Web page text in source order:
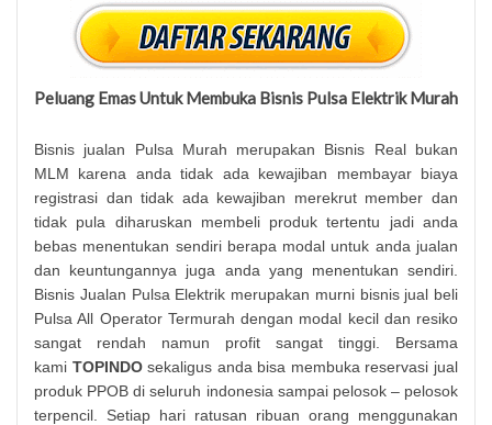
Peluang Emas Untuk Membuka Bisnis Pulsa Elektrik Murah
Bisnis jualan Pulsa Murah merupakan Bisnis Real bukan
MLM karena anda tidak ada kewajiban membayar biaya
registrasi dan tidak ada kewajiban merekrut member dan
tidak pula diharuskan membeli produk tertentu jadi anda
bebas menentukan sendiri berapa modal untuk anda jualan
dan keuntungannya juga anda yang menentukan sendiri.
Bisnis Jualan Pulsa Elektrik merupakan murni bisnis jual beli
Pulsa All Operator Termurah dengan modal kecil dan resiko
sangat rendah namun profit sangat tinggi. Bersama
kami TOPINDOsekaligus anda bisa membuka reservasi jual
produk PPOB di seluruh indonesia sampai pelosok – pelosok
terpencil. Setiap hari ratusan ribuan orang menggunakan